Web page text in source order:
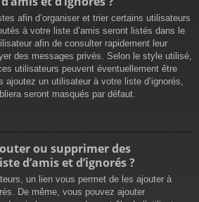
afin d’organiser et trier certains utilisateurs
à votre liste d’amis seront listés dans le
afin de consulter rapidement leur
des messages privés. Selon le style utilisé,
utilisateurs peuvent éventuellement être
ajoutez un utilisateur à votre liste d’ignorés,
seront masqués par défaut.
ou supprimer des
d’amis et d’ignorés ?
un lien vous permet de les ajouter à
De même, vous pouvez ajouter